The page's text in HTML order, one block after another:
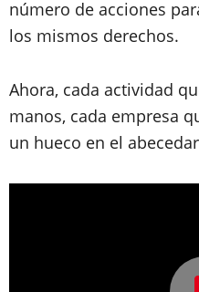
número de acciones
los mismos derechos.
Ahora, cada actividad
manos, cada empresa
un hueco en el